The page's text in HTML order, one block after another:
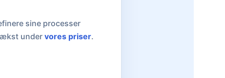
sine processer
undervores priser.